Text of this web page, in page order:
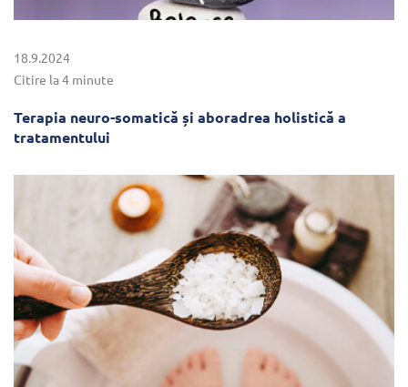
18.9.2024
Citire la 4 minute
Terapia neuro-somatică și aboradrea holistică a
tratamentului